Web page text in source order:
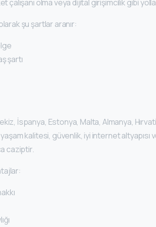
olma veya dijital girişimcilik gibi
şu şartlar aranır:
şartı
İspanya, Estonya, Malta, Almanya,
kalitesi, güvenlik, iyi internet altyapısı
caziptir.